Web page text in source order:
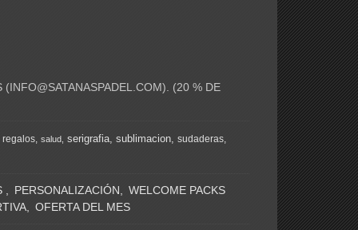
(INFO@SATANASPADEL.COM). (20 % DE
regalos salud serigrafia sublimacion sudaderas
PERSONALIZACIÓN
WELCOME PACKS
OFERTA DEL MES